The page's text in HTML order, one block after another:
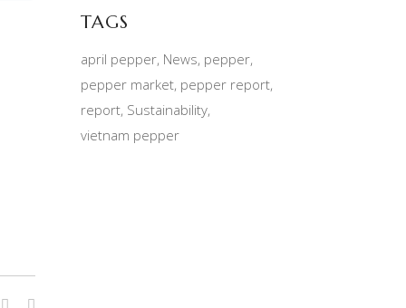
TAGS
april pepper News pepper
pepper market pepper report
report Sustainability
vietnam pepper